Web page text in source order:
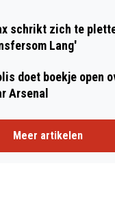
schrikt zich te
Lang'
doet boekje open
Arsenal
Meer artikelen